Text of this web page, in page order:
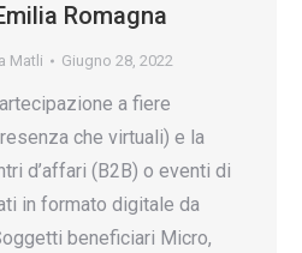
Romagna
Matli Giugno 28, 2022
a fiere
che virtuali) e la
d’affari (B2B) o eventi di
in formato digitale da
beneficiari Micro,